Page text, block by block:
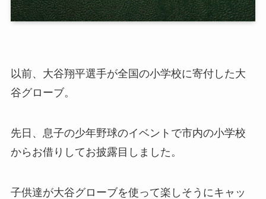
以前、大谷翔平選手が全国の小学校に寄付した大
谷グローブ。
先日、息子の少年野球のイベントで市内の小学校
からお借りしてお披露目しました。
子供達が大谷グローブを使って楽しそうにキャッ